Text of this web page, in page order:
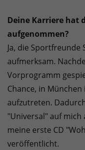
Deine Karriere hat
aufgenommen?
Ja, die
aufmerksam.
Vorprogramm
Chance, in
aufzutreten.
"Universal" auf mich
meine erste CD
veröffentlicht.